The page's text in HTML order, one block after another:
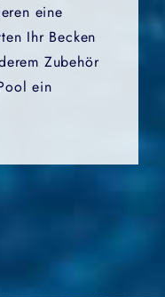
eine
Ihr Becken
Zubehör
ein